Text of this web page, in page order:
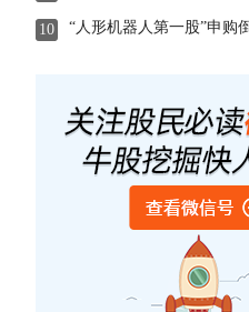
10 “人形机器人第一股”申购